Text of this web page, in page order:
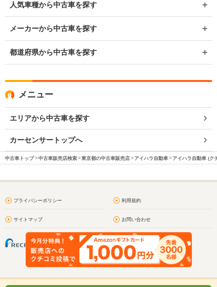
人気車種から中古車を探す
メーカーから中古車を探す
都道府県から中古車を探す
メニュー
エリアから中古車を探す
カーセンサートップへ
中古車トップ 中古車販売店検索 東京都の中古車販売店 アイハラ自動車 アイハラ自動車 (ク
プライバシーポリシー 利用規約
サイトマップ お問い合わせ